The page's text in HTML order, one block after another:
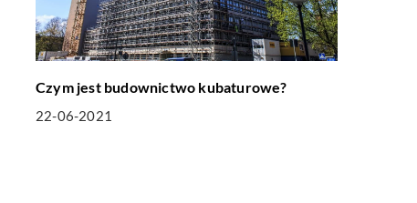
Czym jest budownictwo kubaturowe?
22-06-2021